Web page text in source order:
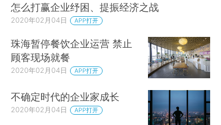
怎么打赢企业纾困、提振经济之战
2020年02月04日 APP打开
珠海暂停餐饮企业运营 禁止
顾客现场就餐
2020年02月04日 APP打开
不确定时代的企业家成长
2020年02月04日 APP打开